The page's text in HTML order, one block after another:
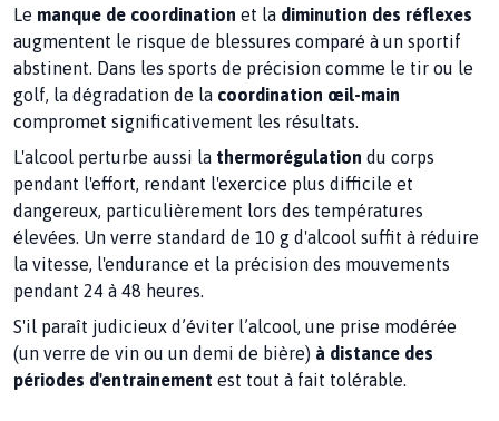
Le manque de coordination et la diminution des réflexes
augmentent le risque de blessures comparé à un sportif
abstinent. Dans les sports de précision comme le tir ou le
golf, la dégradation de la coordination œil-main
compromet significativement les résultats.
L'alcool perturbe aussi la thermorégulation du corps
pendant l'effort, rendant l'exercice plus difficile et
dangereux, particulièrement lors des températures
élevées. Un verre standard de 10 g d'alcool suffit à réduire
la vitesse, l'endurance et la précision des mouvements
pendant 24 à 48 heures.
S'il paraît judicieux d’éviter l’alcool, une prise modérée
(un verre de vin ou un demi de bière) à distance des
périodes d'entrainement est tout à fait tolérable.